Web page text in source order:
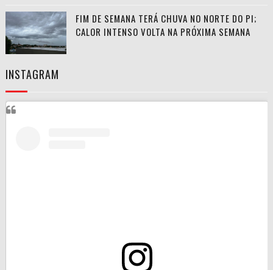
FIM DE SEMANA TERÁ CHUVA NO NORTE DO PI;
CALOR INTENSO VOLTA NA PRÓXIMA SEMANA
INSTAGRAM